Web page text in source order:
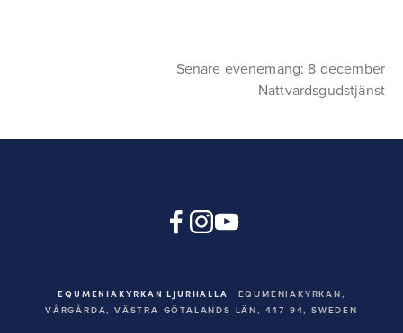
Senare evenemang: 8 december
Nattvardsgudstjänst
EQUMENIAKYRKAN LJURHALLA
EQUMENIAKYRKAN,
VÅRGÅRDA, VÄSTRA GÖTALANDS LÄN, 447 94, SWEDEN